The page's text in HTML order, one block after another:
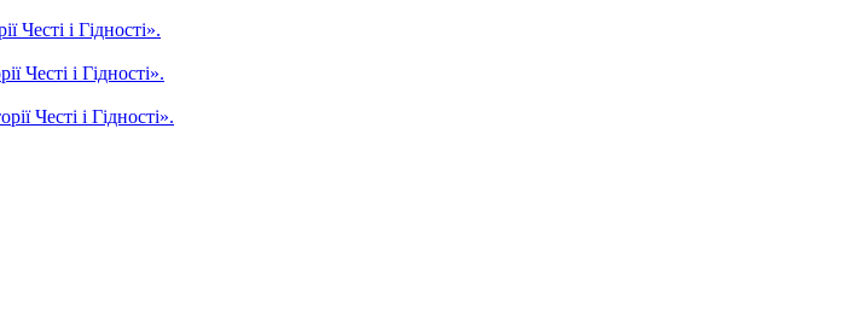
і Гідності».
Честі і Гідності».
Честі і Гідності».